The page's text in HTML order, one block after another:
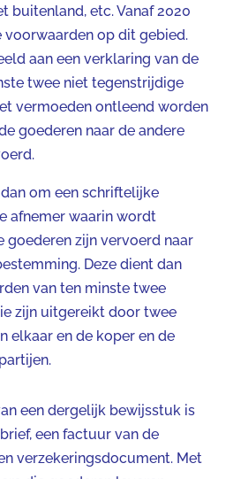
buitenland, etc. Vanaf 2020
op dit gebied.
aan een verklaring van de
twee niet tegenstrijdige
vermoeden ontleend worden
goederen naar de andere
om een schriftelijke
afnemer waarin wordt
goederen zijn vervoerd naar
Deze dient dan
van ten minste twee
zijn uitgereikt door twee
elkaar en de koper en de
een dergelijk bewijsstuk is
een factuur van de
verzekeringsdocument. Met